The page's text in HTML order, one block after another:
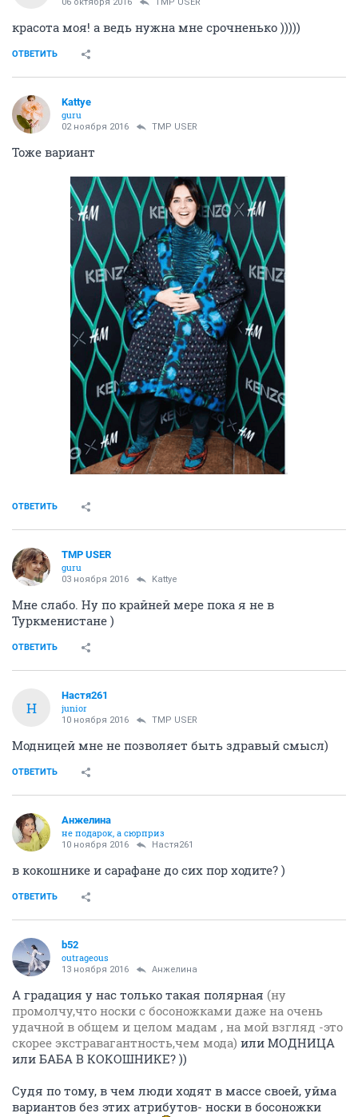
красота моя! а ведь нужна мне срочненько )))))
ОТВЕТИТЬ
Kattye
guru
02 ноября 2016 TMP USER
Тоже вариант
ОТВЕТИТЬ
TMP USER
guru
03 ноября 2016 Kattye
Мне слабо. Ну по крайней мере пока я не в
Туркменистане )
ОТВЕТИТЬ
Н
Настя261
junior
10 ноября 2016 TMP USER
Модницей мне не позволяет быть здравый смысл)
ОТВЕТИТЬ
Aнжелина
не подарок, а сюрприз
10 ноября 2016 Настя261
в кокошнике и сарафане до сих пор ходите? )
ОТВЕТИТЬ
b52
outrageous
13 ноября 2016 Aнжелина
А градация у нас только такая полярная (ну
промолчу,что носки с босоножками даже на очень
удачной в общем и целом мадам , на мой взгляд -это
скорее экстравагантность,чем мода) или МОДНИЦА
или БАБА В КОКОШНИКЕ? ))
Судя по тому, в чем люди ходят в массе своей, уйма
вариантов без этих атрибутов- носки в босоножки